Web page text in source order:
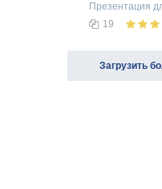
Презентация
19
Загрузить